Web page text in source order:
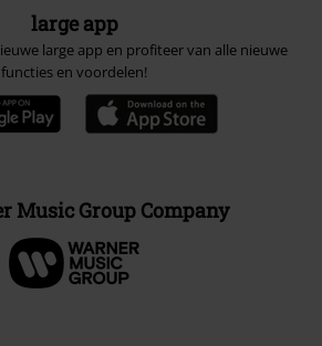
large app
large app en profiteer van alle nieuwe
functies en voordelen!
Music Group Company